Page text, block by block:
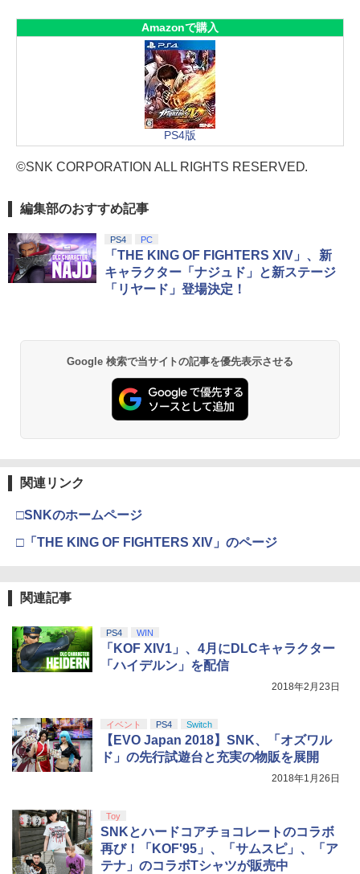
Amazonで購入
PS4版
©SNK CORPORATION ALL RIGHTS RESERVED.
編集部のおすすめ記事
PS4 PC
「THE KING OF FIGHTERS XIV」、新
キャラクター「ナジュド」と新ステージ
「リヤード」登場決定！
Google 検索で当サイトの記事を優先表示させる
関連リンク
□SNKのホームページ
□「THE KING OF FIGHTERS XIV」のページ
関連記事
PS4 WIN
「KOF XIV1」、4月にDLCキャラクター
「ハイデルン」を配信
2018年2月23日
イベント PS4 Switch
【EVO Japan 2018】SNK、「オズワル
ド」の先行試遊台と充実の物販を展開
2018年1月26日
Toy
SNKとハードコアチョコレートのコラボ
再び！「KOF'95」、「サムスピ」、「ア
テナ」のコラボTシャツが販売中